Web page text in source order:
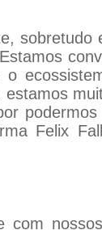
Felix
com